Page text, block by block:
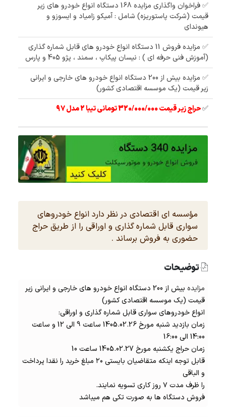
✅ فراخوان واگذاری مزایده 168 دستگاه انواع خودرو های زیر
قیمت (شرکت پاستوریزه) شامل : آمیکو زامیاد و ایسوزو و
هیوندای
✅ مزایده فروش 11 دستگاه انواع خودرو های قابل شماره گذاری
(آموزش فنی حرفه ای ) : نیسان پیکاپ ، سمند ، پژو 405 و پارس
✅ مزایده بیش از 200 دستگاه انواع خودرو های خارجی و ایرانی
زیر قیمت (یک موسسه اقتصادی کشور)
✅حراج زیر قیمت 320/000/000 تومانی تیبا 2 مدل 97
مؤسسه ای اقتصادی در نظر دارد انواع خودروهای
سواری قابل شماره گذاری و اوراقی را از طریق حراج
حضوری به فروش برساند .
توضیحات
مزایده
بیش از 200 دستگاه انواع خودرو های خارجی و ایرانی زیر
قیمت (یک موسسه اقتصادی کشور)
انواع خودروهای سواری قابل شماره گذاری و اوراقی:
زمان بازدید شنبه مورخ 1405.02.26 ساعت 9 الی 12 و ساعت
14:00 الی 16:00
زمان حراج یکشنبه مورخ 1405.02.27 ساعت 10
قابل توجه اینکه متقاضیان بایستی ۲۰ مبلغ خرید را نقدا پرداخت
و الباقی
را ظرف مدت ۷ روز کاری تسویه نمایند.
فروش دستگاه ها به صورت تکی هم میباشد